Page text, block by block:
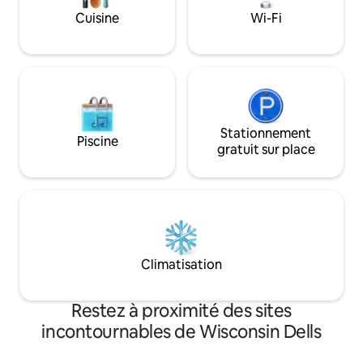
GRATUIT ★ Nettoyage professionnel 🧼
* Le voyageur qui réserve doit avoir au
règles locales de notre association de
Cuisine Wi-Fi
Piscine
Stationnement
gratuit sur place
Climatisation
Restez à proximité des sites
incontournables de Wisconsin Dells